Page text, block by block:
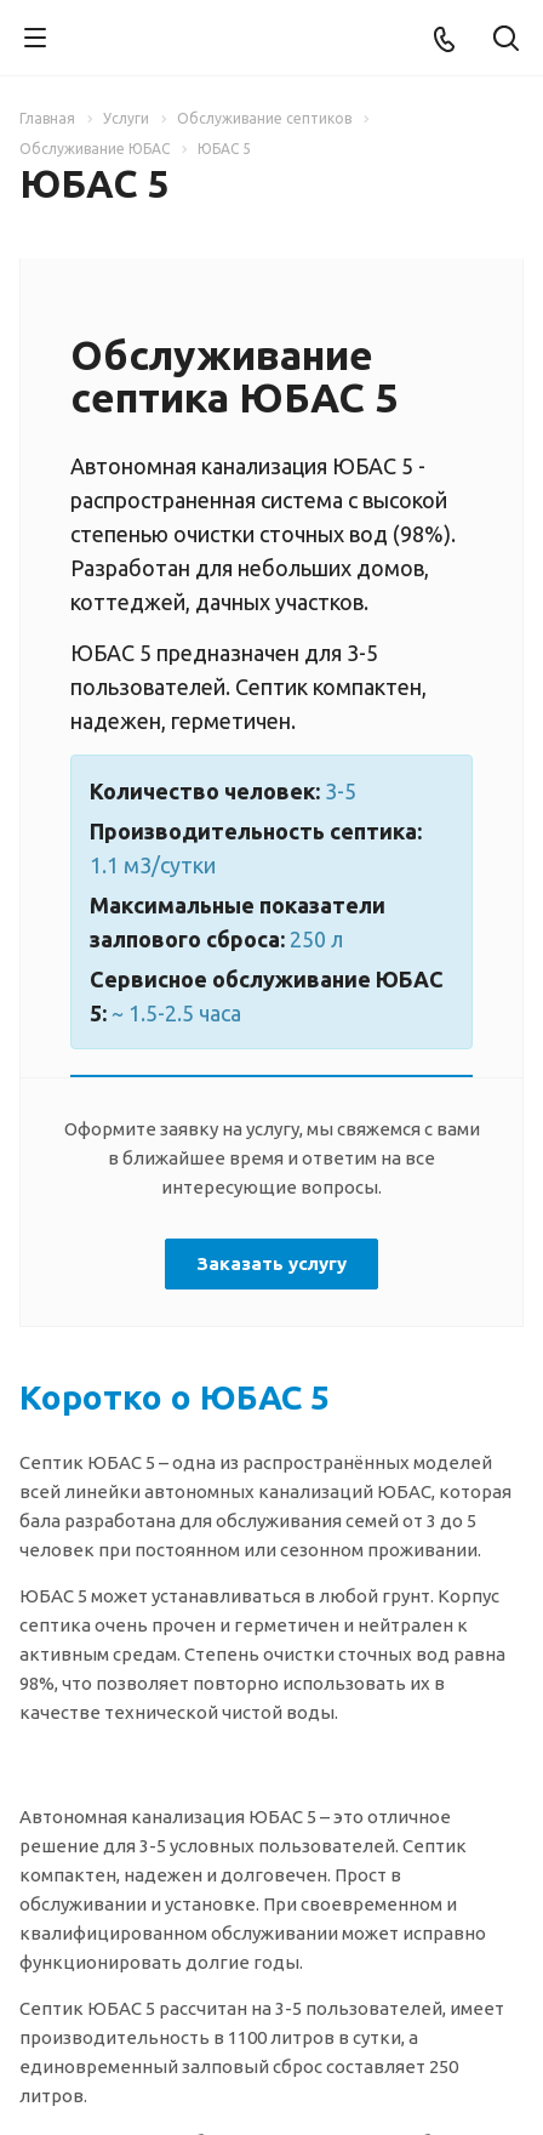
Главная Услуги
Обслуживание септиков
Обслуживание ЮБАС
ЮБАС 5
ЮБАС 5
Обслуживание
септика ЮБАС 5
Автономная канализация ЮБАС 5 -
распространенная система с высокой
степенью очистки сточных вод (98%).
Разработан для небольших домов,
коттеджей, дачных участков.
ЮБАС 5 предназначен для 3-5
пользователей. Септик компактен,
надежен, герметичен.
Количество человек: 3-5
Производительность септика:
1.1 м3/сутки
Максимальные показатели
залпового сброса: 250 л
Сервисное обслуживание ЮБАС
5: ~ 1.5-2.5 часа
Оформите заявку на услугу, мы свяжемся с вами
в ближайшее время и ответим на все
интересующие вопросы.
Заказать услугу
Коротко о ЮБАС 5
Септик ЮБАС 5 – одна из распространённых моделей
всей линейки автономных канализаций ЮБАС, которая
бала разработана для обслуживания семей от 3 до 5
человек при постоянном или сезонном проживании.
ЮБАС 5 может устанавливаться в любой грунт. Корпус
септика очень прочен и герметичен и нейтрален к
активным средам. Степень очистки сточных вод равна
98%, что позволяет повторно использовать их в
качестве технической чистой воды.
Автономная канализация ЮБАС 5 – это отличное
решение для 3-5 условных пользователей. Септик
компактен, надежен и долговечен. Прост в
обслуживании и установке. При своевременном и
квалифицированном обслуживании может исправно
функционировать долгие годы.
Септик ЮБАС 5 рассчитан на 3-5 пользователей, имеет
производительность в 1100 литров в сутки, а
единовременный залповый сброс составляет 250
литров.